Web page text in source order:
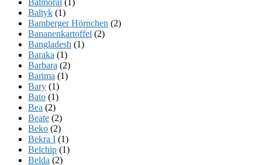
Baltyk (1)
Bamberger Hörnchen (2)
Bananenkartoffel (2)
Bangladesh (1)
Baraka (1)
Barbara (2)
Barima (1)
Bary (1)
Bato (1)
Bea (2)
Beate (2)
Beko (2)
Bekra I (1)
Belchip (1)
Belda (2)